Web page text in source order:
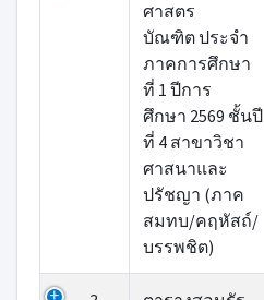
ศาสตร
บัณฑิต ประจำ
ภาคการศึกษา
ที่ 1 ปีการ
ศึกษา 2569 ชั้นปี
ที่ 4 สาขาวิชา
ศาสนาและ
ปรัชญา (ภาค
สมทบ/คฤหัสถ์/
บรรพชิต)